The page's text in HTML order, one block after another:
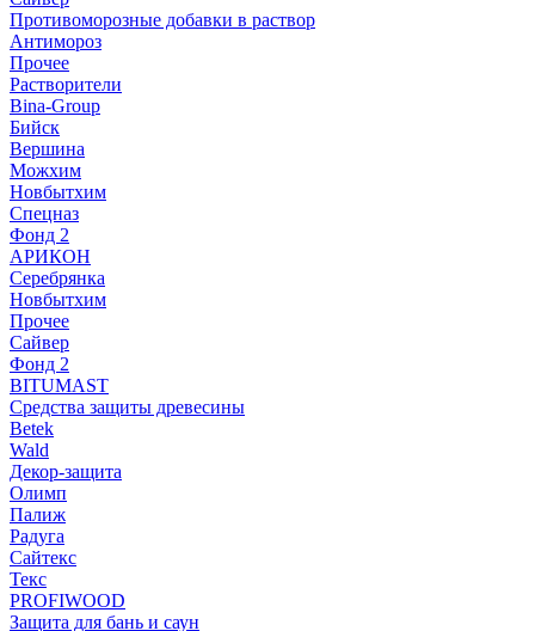
Противоморозные добавки в раствор
Антимороз
Прочее
Растворители
Bina-Group
Бийск
Вершина
Можхим
Новбытхим
Спецназ
Фонд 2
АРИКОН
Серебрянка
Новбытхим
Прочее
Сайвер
Фонд 2
BITUMAST
Средства защиты древесины
Betek
Wald
Декор-защита
Олимп
Палиж
Радуга
Сайтекс
Текс
PROFIWOOD
Защита для бань и саун